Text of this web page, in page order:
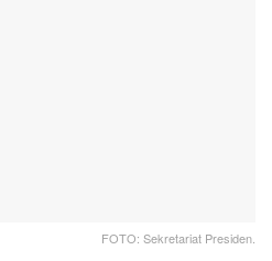
FOTO: Sekretariat Presiden.